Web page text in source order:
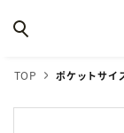
TOP ポケットサイ